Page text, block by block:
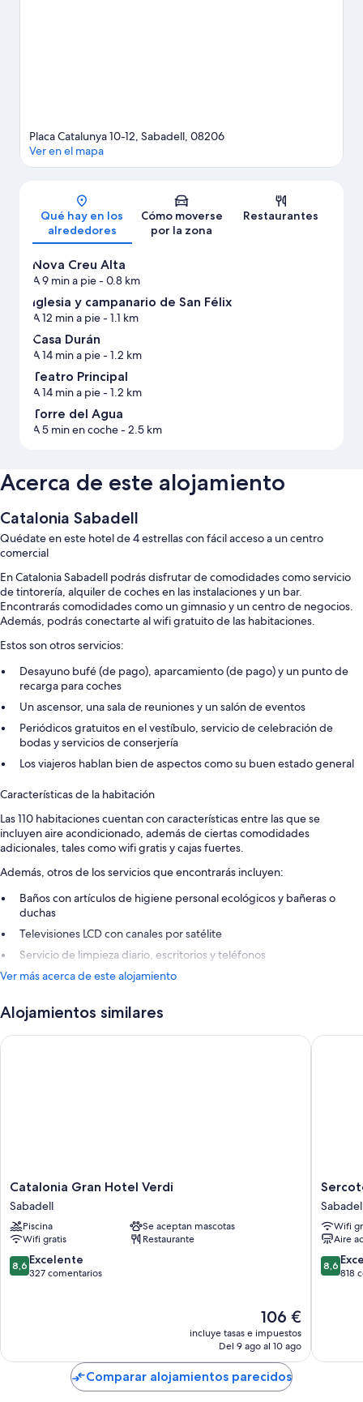
Mapa
Placa Catalunya 10-12, Sabadell, 08206
Ver en el mapa
Qué hay en los
alrededores
Cómo moverse
por la zona
Restaurantes
Nova Creu Alta
A 9 min a pie- 0.8 km
Iglesia y campanario de San Félix
A 12 min a pie- 1.1 km
Casa Durán
A 14 min a pie- 1.2 km
Teatro Principal
A 14 min a pie- 1.2 km
Torre del Agua
A 5 min en coche- 2.5 km
Acerca de este alojamiento
Catalonia Sabadell
Quédate en este hotel de 4 estrellas con fácil acceso a un centro
comercial
En Catalonia Sabadell podrás disfrutar de comodidades como servicio
de tintorería, alquiler de coches en las instalaciones y un bar.
Encontrarás comodidades como un gimnasio y un centro de negocios.
Además, podrás conectarte al wifi gratuito de las habitaciones.
Estos son otros servicios:
Desayuno bufé (de pago), aparcamiento (de pago) y un punto de
recarga para coches
Un ascensor, una sala de reuniones y un salón de eventos
Periódicos gratuitos en el vestíbulo, servicio de celebración de
bodas y servicios de conserjería
Los viajeros hablan bien de aspectos como su buen estado general
Características de la habitación
Las 110 habitaciones cuentan con características entre las que se
incluyen aire acondicionado, además de ciertas comodidades
adicionales, tales como wifi gratis y cajas fuertes.
Además, otros de los servicios que encontrarás incluyen:
Baños con artículos de higiene personal ecológicos y bañeras o
duchas
Televisiones LCD con canales por satélite
Servicio de limpieza diario, escritorios y teléfonos
Ver más acerca de este alojamiento
Alojamientos similares
Catalonia
Gran
Hotel
Verdi
Sabadell
Catalonia Gran Hotel Verdi
Sabadell
Piscina
Se aceptan mascotas
Wifi gratis
Restaurante
8.6
sobre
8,6 Excelente
327 comentarios
El
precio
actual
de
106 €
106 €
incluye tasas e impuestos
Del 9 ago al 10 ago
Catalonia Gran Hotel Verdi
Sercotel
Sabadell
Sabadell
Wifi
Aire
8.6
sobre
8,6
818
Sercotel
Comparar alojamientos parecidos